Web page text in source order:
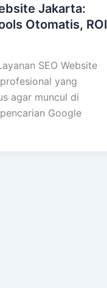
Jakarta:
Otomatis, ROI
SEO Website
yang
agar muncul di
Google